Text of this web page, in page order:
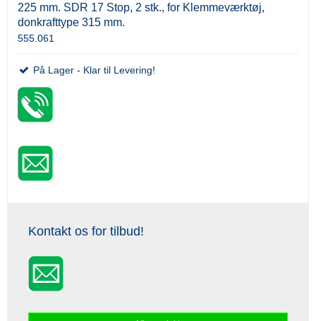
225 mm. SDR 17 Stop, 2 stk., for Klemmeværktøj,
donkrafttype 315 mm.
555.061
På Lager - Klar til Levering!
Kontakt os for tilbud!